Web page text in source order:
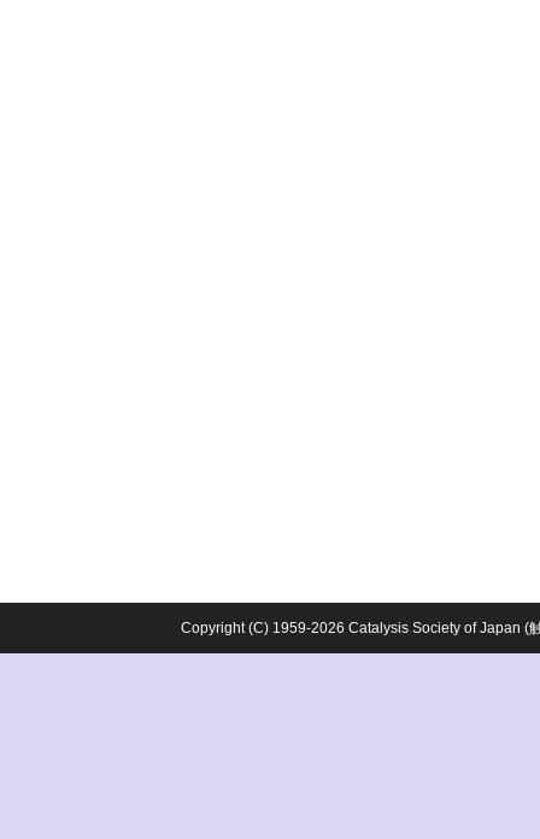
Copyright (C) 1959-2026 Catalysis Society of Japan (